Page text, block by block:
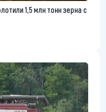
1,5 млн тонн зерна с